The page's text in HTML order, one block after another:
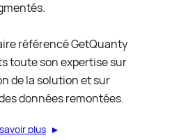
référencé GetQuanty
toute son expertise sur
de la solution et sur
données remontées.
plus